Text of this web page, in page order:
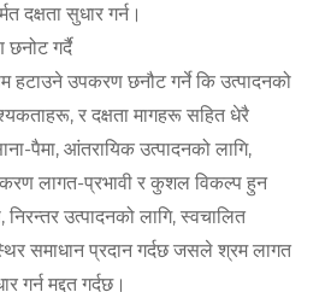
दक्षता सुधार गर्न।
गर्दै
हटाउने उपकरण छनौट गर्ने कि उत्पादनको
र दक्षता मागहरू सहित धेरै
पैमा, आंतरायिक उत्पादनको लागि,
लागत-प्रभावी र कुशल विकल्प हुन
निरन्तर उत्पादनको लागि, स्वचालित
समाधान प्रदान गर्दछ जसले श्रम लागत
गर्न मद्दत गर्दछ।